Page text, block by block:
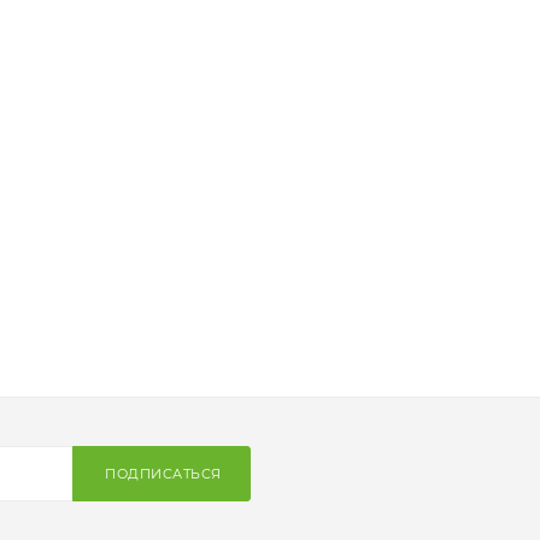
ПОДПИСАТЬСЯ